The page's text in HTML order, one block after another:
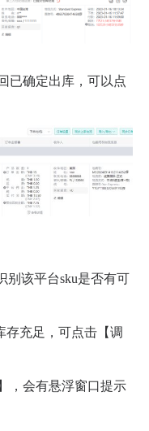
已确定出库，可以点
别该平台sku是否有可
存充足，可点击【调
，会有悬浮窗口提示